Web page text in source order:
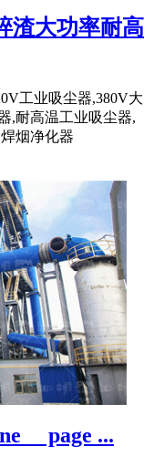
渣大功率耐高
工业吸尘器,380V大
,耐高温工业吸尘器,
烟净化器
page ...